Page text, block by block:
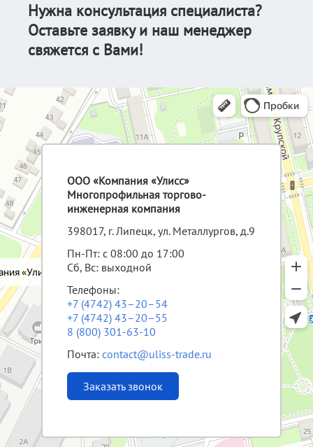
Нужна консультация специалиста?
Оставьте заявку и наш менеджер
свяжется с Вами!
ООО «Компания «Улисс»
Многопрофильная торгово-
инженерная компания
398017, г. Липецк, ул. Металлургов, д.9
Пн-Пт: с 08:00 до 17:00
Сб, Вс: выходной
Телефоны:
+7 (4742) 43–20–54
+7 (4742) 43–20–55
8 (800) 301-63-10
Почта:contact@uliss-trade.ru
Заказать звонок